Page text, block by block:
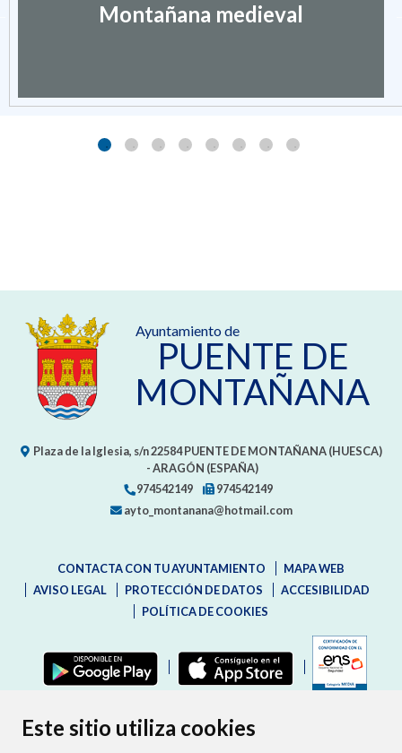
Este sitio utiliza cookies
Montañana medieval
Ayuntamiento de
PUENTE DE
MONTAÑANA
Plaza de la Iglesia, s/n22584 PUENTE DE MONTAÑANA (HUESCA)
- ARAGÓN (ESPAÑA)
974542149
974542149
ayto_montanana@hotmail.com
CONTACTA CON TU AYUNTAMIENTO
MAPA WEB
AVISO LEGAL
PROTECCIÓN DE DATOS
ACCESIBILIDAD
POLÍTICA DE COOKIES